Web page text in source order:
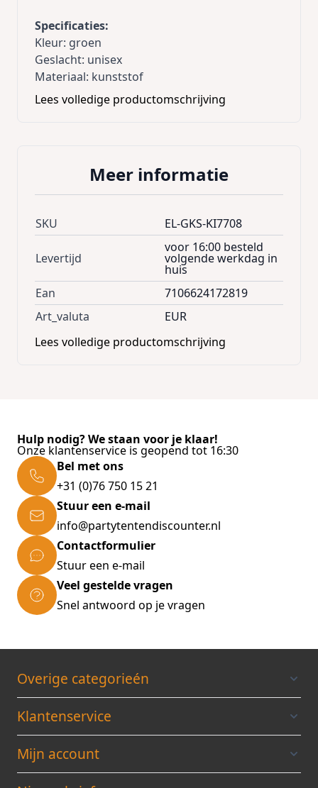
Specificaties:
Kleur: groen
Geslacht: unisex
Materiaal: kunststof
Lees volledige productomschrijving
Meer informatie
SKU EL-GKS-KI7708
Levertijd
voor 16:00 besteld
volgende werkdag in
huis
Ean
7106624172819
Art_valuta
EUR
Lees volledige productomschrijving
Hulp nodig? We staan voor je klaar!
Onze klantenservice is geopend tot 16:30
Bel met ons
+31 (0)76 750 15 21
Stuur een e-mail
info@partytentendiscounter.nl
Contactformulier
Stuur een e-mail
Veel gestelde vragen
Snel antwoord op je vragen
Overige categorieén
Klantenservice
Mijn account